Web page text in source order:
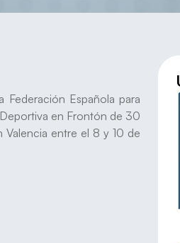
Española para
en Frontón de 30
entre el 8 y 10 de